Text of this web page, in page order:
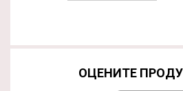
ОЦЕНИТЕ